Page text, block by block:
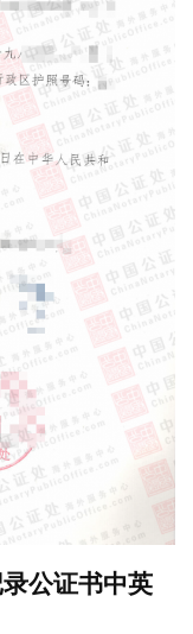
公证书中英